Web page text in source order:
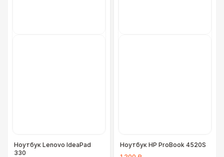
Ноутбук Lenovo IdeaPad
330
Ноутбук HP ProBook 4520S